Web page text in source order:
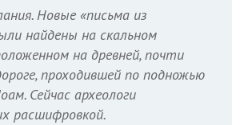
Новые «письма из
найдены на скальном
на древней, почти
проходившей по подножью
Сейчас археологи
расшифровкой.